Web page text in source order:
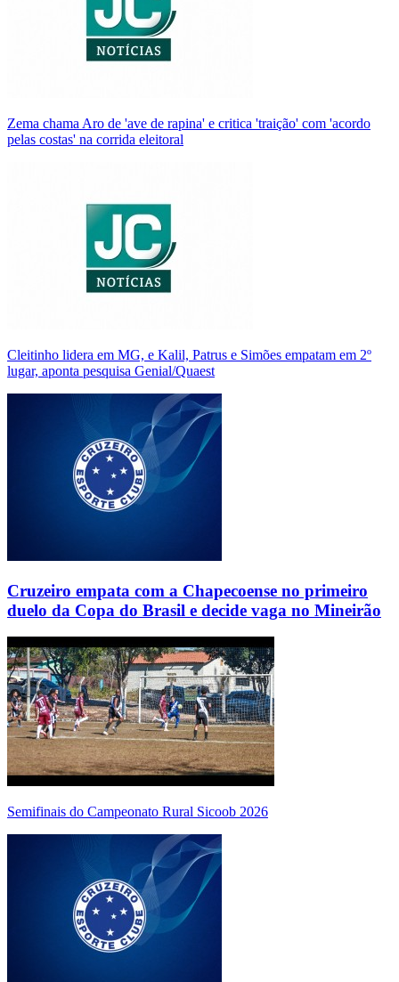
Zema chama Aro de 'ave de rapina' e critica 'traição' com 'acordo
pelas costas' na corrida eleitoral
Cleitinho lidera em MG, e Kalil, Patrus e Simões empatam em 2º
lugar, aponta pesquisa Genial/Quaest
Cruzeiro empata com a Chapecoense no primeiro
duelo da Copa do Brasil e decide vaga no Mineirão
Semifinais do Campeonato Rural Sicoob 2026